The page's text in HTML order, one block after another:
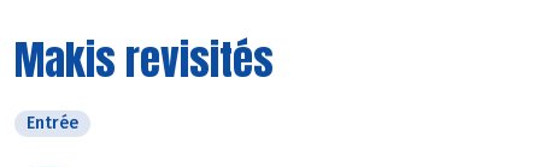
Makis revisités
Entrée